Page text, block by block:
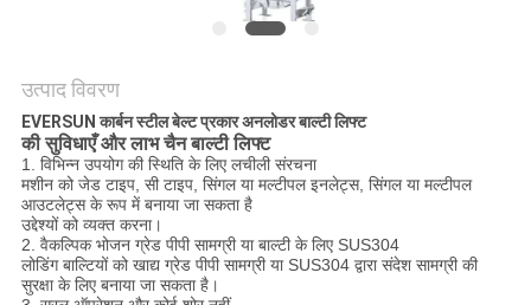
नीति
उत्पाद विवरण
EVERSUN कार्बन स्टील बेल्ट प्रकार अनलोडर बाल्टी लिफ्ट
की सुविधाएँ और लाभचैन बाल्टी लिफ्ट
1. विभिन्न उपयोग की स्थिति के लिए लचीली संरचना
मशीन को जेड टाइप, सी टाइप, सिंगल या मल्टीपल इनलेट्स, सिंगल या मल्टीपल
आउटलेट्स के रूप में बनाया जा सकता है
उद्देश्यों को व्यक्त करना।
2. वैकल्पिक भोजन ग्रेड पीपी सामग्री या बाल्टी के लिए SUS304
लोडिंग बाल्टियों को खाद्य ग्रेड पीपी सामग्री या SUS304 द्वारा संदेश सामग्री की
सुरक्षा के लिए बनाया जा सकता है।